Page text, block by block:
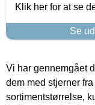
Klik her for at se
Se
Vi har gennemgået
dem med stjerner
sortimentstørrelse,